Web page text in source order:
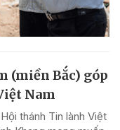
(miền Bắc) góp
Nam
thánh Tin lành Việt